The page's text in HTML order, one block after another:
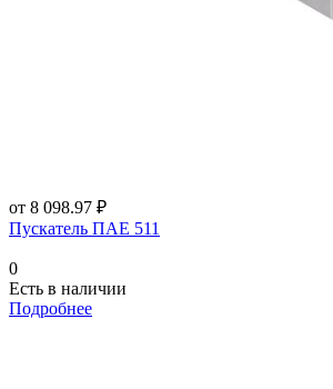
от 8 098.97 ₽
Пускатель ПАЕ 511
0
Есть в наличии
Подробнее